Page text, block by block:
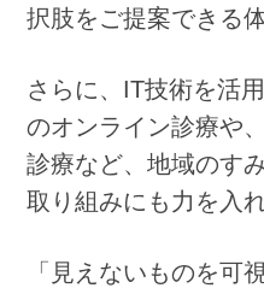
択肢をご提案できる
さらに、IT技術を活
のオンライン診療や
診療など、地域のす
取り組みにも力を入
「見えないものを可